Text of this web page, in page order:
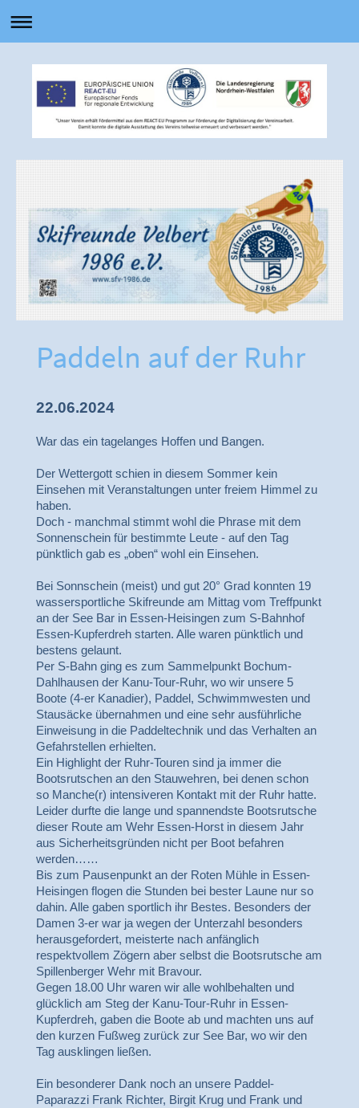
Paddeln auf der Ruhr
22.06.2024
War das ein tagelanges Hoffen und Bangen.
Der Wettergott schien in diesem Sommer kein
Einsehen mit Veranstaltungen unter freiem Himmel zu
haben.
Doch - manchmal stimmt wohl die Phrase mit dem
Sonnenschein für bestimmte Leute - auf den Tag
pünktlich gab es „oben“ wohl ein Einsehen.
Bei Sonnschein (meist) und gut 20° Grad konnten 19
wassersportliche Skifreunde am Mittag vom Treffpunkt
an der See Bar in Essen-Heisingen zum S-Bahnhof
Essen-Kupferdreh starten. Alle waren pünktlich und
bestens gelaunt.
Per S-Bahn ging es zum Sammelpunkt Bochum-
Dahlhausen der Kanu-Tour-Ruhr, wo wir unsere 5
Boote (4-er Kanadier), Paddel, Schwimmwesten und
Stausäcke übernahmen und eine sehr ausführliche
Einweisung in die Paddeltechnik und das Verhalten an
Gefahrstellen erhielten.
Ein Highlight der Ruhr-Touren sind ja immer die
Bootsrutschen an den Stauwehren, bei denen schon
so Manche(r) intensiveren Kontakt mit der Ruhr hatte.
Leider durfte die lange und spannendste Bootsrutsche
dieser Route am Wehr Essen-Horst in diesem Jahr
aus Sicherheitsgründen nicht per Boot befahren
werden……
Bis zum Pausenpunkt an der Roten Mühle in Essen-
Heisingen flogen die Stunden bei bester Laune nur so
dahin. Alle gaben sportlich ihr Bestes. Besonders der
Damen 3-er war ja wegen der Unterzahl besonders
herausgefordert, meisterte nach anfänglich
respektvollem Zögern aber selbst die Bootsrutsche am
Spillenberger Wehr mit Bravour.
Gegen 18.00 Uhr waren wir alle wohlbehalten und
glücklich am Steg der Kanu-Tour-Ruhr in Essen-
Kupferdreh, gaben die Boote ab und machten uns auf
den kurzen Fußweg zurück zur See Bar, wo wir den
Tag ausklingen ließen.
Ein besonderer Dank noch an unsere Paddel-
Paparazzi Frank Richter, Birgit Krug und Frank und